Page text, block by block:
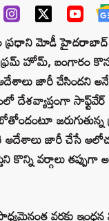
మోడీ హైదరాబాద్
ఫ్రమ్ హోమ్, బంగారం
జారీ చేసిందని అనేక
దేశవ్యాప్తంగా
ఆదేశాలు జారీ చేసే
కొన్ని వర్గాలు
వరకు